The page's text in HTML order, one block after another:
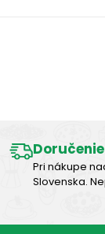
Pri nákupe
Slovenska.